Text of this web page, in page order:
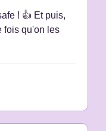
! 👍 Et puis,
fois qu'on les